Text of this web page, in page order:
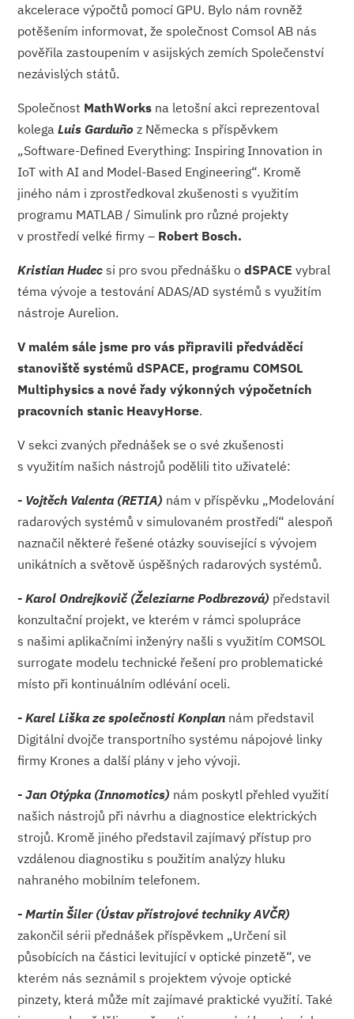
akcelerace výpočtů pomocí GPU. Bylo nám rovněž
potěšením informovat, že společnost Comsol AB nás
pověřila zastoupením v asijských zemích Společenství
nezávislých států.
Společnost MathWorks na letošní akci reprezentoval
kolegaLuis Garduño z Německa s příspěvkem
„Software-Defined Everything: Inspiring Innovation in
IoT with AI and Model-Based Engineering“. Kromě
jiného nám i zprostředkoval zkušenosti s využitím
programu MATLAB / Simulink pro různé projekty
v prostředí velké firmy – Robert Bosch.
Kristian Hudec si pro svou přednášku odSPACE vybral
téma vývoje a testování ADAS/AD systémů s využitím
nástroje Aurelion.
V malém sále jsme pro vás připravili předváděcí
stanoviště systémů dSPACE, programu COMSOL
Multiphysics a nové řady výkonných výpočetních
pracovních stanic HeavyHorse.
V sekci zvaných přednášek se o své zkušenosti
s využitím našich nástrojů podělili tito uživatelé:
- Vojtěch Valenta (RETIA) nám v příspěvku „Modelování
radarových systémů v simulovaném prostředí“ alespoň
naznačil některé řešené otázky související s vývojem
unikátních a světově úspěšných radarových systémů.
- Karol Ondrejkovič (Železiarne Podbrezová) představil
konzultační projekt, ve kterém v rámci spolupráce
s našimi aplikačními inženýry našli s využitím COMSOL
surrogate modelu technické řešení pro problematické
místo při kontinuálním odlévání oceli.
- Karel Liška ze společnosti Konplan nám představil
Digitální dvojče transportního systému nápojové linky
firmy Krones a další plány v jeho vývoji.
- Jan Otýpka (Innomotics) nám poskytl přehled využití
našich nástrojů při návrhu a diagnostice elektrických
strojů. Kromě jiného představil zajímavý přístup pro
vzdálenou diagnostiku s použitím analýzy hluku
nahraného mobilním telefonem.
- Martin Šiler (Ústav přístrojové techniky AVČR)
zakončil sérii přednášek příspěvkem „Určení sil
působících na částici levitující v optické pinzetě“, ve
kterém nás seznámil s projektem vývoje optické
pinzety, která může mít zajímavé praktické využití. Také